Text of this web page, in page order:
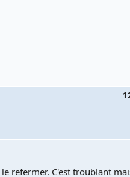
refermer. C'est troublant